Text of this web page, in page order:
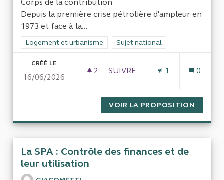
Corps de la contribution
Depuis la première crise pétrolière d'ampleur en
1973 et face à la...
Filtrer les résultats de la catégorie : Logement et urbanisme
Logement et urbanisme Filtrer les résultats pour le
Sujet national
CRÉÉ LE
16/06/2026
2 2 ABONNÉS
SUIVRE
1 0
VOIR LA PROPOSITION
La SPA : Contrôle des finances et de
leur utilisation